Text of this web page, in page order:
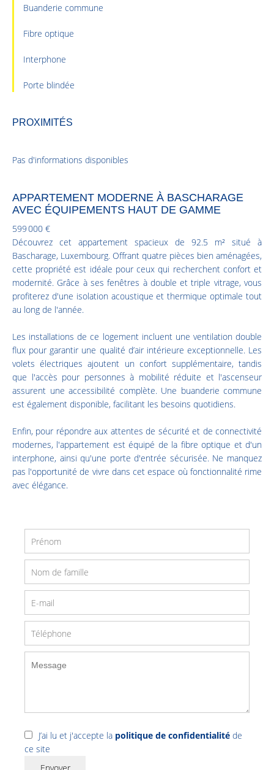
Buanderie commune
Fibre optique
Interphone
Porte blindée
PROXIMITÉS
Pas d'informations disponibles
APPARTEMENT MODERNE À BASCHARAGE
AVEC ÉQUIPEMENTS HAUT DE GAMME
599 000 €
Découvrez cet appartement spacieux de 92.5 m² situé à
Bascharage, Luxembourg. Offrant quatre pièces bien aménagées,
cette propriété est idéale pour ceux qui recherchent confort et
modernité. Grâce à ses fenêtres à double et triple vitrage, vous
profiterez d'une isolation acoustique et thermique optimale tout
au long de l'année.
Les installations de ce logement incluent une ventilation double
flux pour garantir une qualité d’air intérieure exceptionnelle. Les
volets électriques ajoutent un confort supplémentaire, tandis
que l'accès pour personnes à mobilité réduite et l'ascenseur
assurent une accessibilité complète. Une buanderie commune
est également disponible, facilitant les besoins quotidiens.
Enfin, pour répondre aux attentes de sécurité et de connectivité
modernes, l'appartement est équipé de la fibre optique et d'un
interphone, ainsi qu'une porte d'entrée sécurisée. Ne manquez
pas l'opportunité de vivre dans cet espace où fonctionnalité rime
avec élégance.
J’ai lu et j'accepte la politique de confidentialité de
ce site